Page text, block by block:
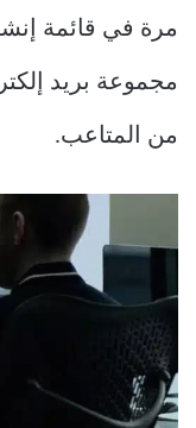
مرة في قائمة
مجموعة بريد
من المتاعب.